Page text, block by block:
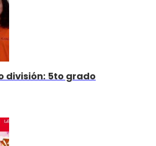
división: 5to grado